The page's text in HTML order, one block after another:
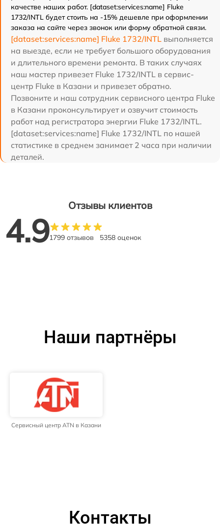
качестве наших работ. [dataset:services:name] Fluke
1732/INTL будет стоить на -15% дешевле при оформлении
заказа на сайте через звонок или форму обратной связи.
[dataset:services:name] Fluke 1732/INTL выполняется
на выезде, если не требует большого оборудования
и длительного времени ремонта. В таких случаях
наш мастер привезет Fluke 1732/INTL в сервис-
центр Fluke в Казани и привезет обратно.
Позвоните и наш сотрудник сервисного центра Fluke
в Казани проконсультирует и озвучит стоимость
работ над регистратора энергии Fluke 1732/INTL.
[dataset:services:name] Fluke 1732/INTL по нашей
статистике в среднем занимает 2 часа при наличии
деталей.
Отзывы клиентов
4.91799 отзывов 5358 оценок
Наши партнёры
Сервисный центр ATN в Казани
Контакты